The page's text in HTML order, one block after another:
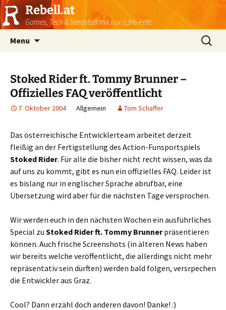
Rebell.at
Games, Tech & Nerdstuff mit nur 0,9% Fett!
Menu
Suchen
nach:
Stoked Rider ft. Tommy Brunner –
Offizielles FAQ veröffentlicht
7. Oktober 2004 Allgemein Tom Schaffer
Das österreichische Entwicklerteam arbeitet derzeit
fleißig an der Fertigstellung des Action-Funsportspiels
Stoked Rider. Für alle die bisher nicht recht wissen, was da
auf uns zu kommt, gibt es nun ein offizielles FAQ. Leider ist
es bislang nur in englischer Sprache abrufbar, eine
Übersetzung wird aber für die nächsten Tage versprochen.
Wir werden euch in den nächsten Wochen ein ausführliches
Special zu Stoked Rider ft. Tommy Brunnerpräsentieren
können. Auch frische Screenshots (in älteren News haben
wir bereits welche veröffentlicht, die allerdings nicht mehr
repräsentativ sein dürften) werden bald folgen, versrpechen
die Entwickler aus Graz.
Cool? Dann erzähl doch anderen davon! Danke! :)